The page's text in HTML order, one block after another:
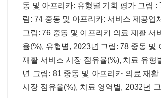
동 및 아프리카: 유형별 기회 평가 그림
림: 74 중동 및 아프리카: 서비스 제공업
그림: 76 중동 및 아프리카 의료 재활
율(%), 유형별, 2023년 그림: 78 중동
재활 서비스 시장 점유율(%), 치료 유
년 그림: 81 중동 및 아프리카 의료 재
시장 점유율(%), 치료 영역별, 2032년